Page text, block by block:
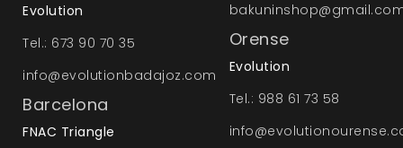
Evolution
Tel.: 673 90 70 35
info@evolutionbadajoz.com
Barcelona
FNAC Triangle
Orense
Evolution
Tel.: 988 61 73 58